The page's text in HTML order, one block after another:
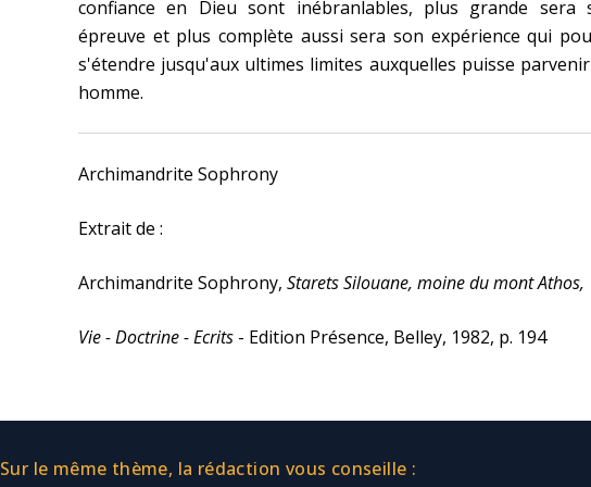
confiance en Dieu sont inébranlables, plus grande sera
épreuve et plus complète aussi sera son expérience qui
s'étendre jusqu'aux ultimes limites auxquelles puisse
homme.
Archimandrite Sophrony
Extrait de :
Archimandrite Sophrony, Starets Silouane, moine du mont Athos,
Vie - Doctrine - Ecrits - Edition Présence, Belley, 1982, p. 194
Sur le même thème, la rédaction vous conseille :